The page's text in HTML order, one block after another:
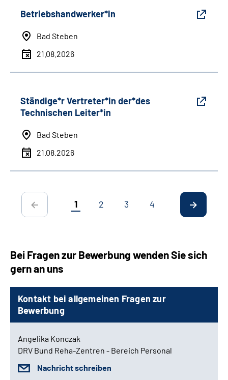
Betriebshandwerker*in
Bad Steben
21.08.2026
Ständige*r Vertreter*in der*des
Technischen Leiter*in
Bad Steben
21.08.2026
1 2 3 4
Bei Fragen zur Bewerbung wenden Sie sich
gern an uns
Kontakt bei allgemeinen Fragen zur
Bewerbung
Angelika Konczak
DRV Bund Reha-Zentren - Bereich Personal
Nachricht schreiben